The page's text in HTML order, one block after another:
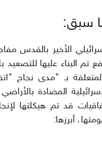
سبق:
الأخير بالقدس
تم البناء عليها
بـ "مدى نجاح
المضادة
قد تم هيكلتها
أبرزها: